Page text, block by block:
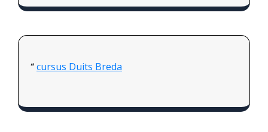
cursus Duits Breda